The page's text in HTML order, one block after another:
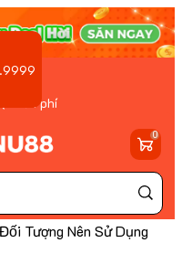
Miễn phí
0
Tượng Nên Sử Dụng